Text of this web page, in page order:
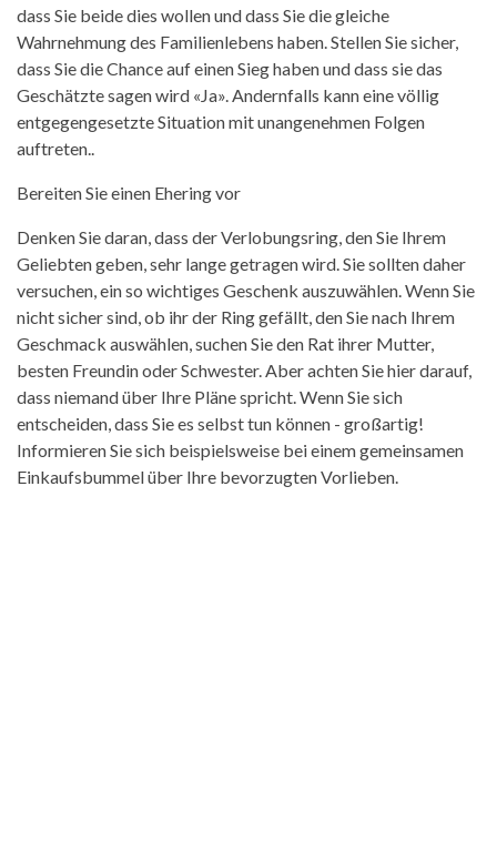
dass Sie beide dies wollen und dass Sie die gleiche
Wahrnehmung des Familienlebens haben. Stellen Sie sicher,
dass Sie die Chance auf einen Sieg haben und dass sie das
Geschätzte sagen wird «Ja». Andernfalls kann eine völlig
entgegengesetzte Situation mit unangenehmen Folgen
auftreten..
Bereiten Sie einen Ehering vor
Denken Sie daran, dass der Verlobungsring, den Sie Ihrem
Geliebten geben, sehr lange getragen wird. Sie sollten daher
versuchen, ein so wichtiges Geschenk auszuwählen. Wenn Sie
nicht sicher sind, ob ihr der Ring gefällt, den Sie nach Ihrem
Geschmack auswählen, suchen Sie den Rat ihrer Mutter,
besten Freundin oder Schwester. Aber achten Sie hier darauf,
dass niemand über Ihre Pläne spricht. Wenn Sie sich
entscheiden, dass Sie es selbst tun können - großartig!
Informieren Sie sich beispielsweise bei einem gemeinsamen
Einkaufsbummel über Ihre bevorzugten Vorlieben.